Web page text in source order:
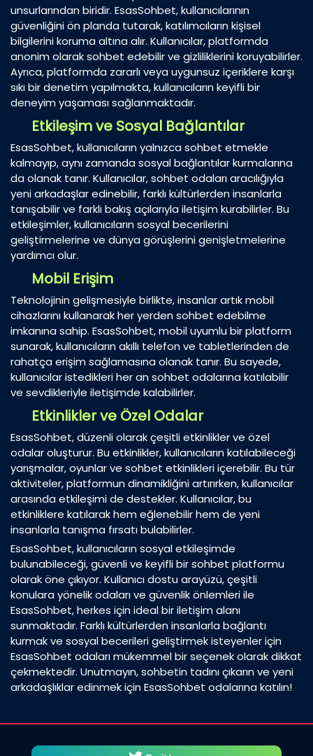
unsurlarından biridir. EsasSohbet, kullanıcılarının
güvenliğini ön planda tutarak, katılımcıların kişisel
bilgilerini koruma altına alır. Kullanıcılar, platformda
anonim olarak sohbet edebilir ve gizliliklerini koruyabilirler.
Ayrıca, platformda zararlı veya uygunsuz içeriklere karşı
sıkı bir denetim yapılmakta, kullanıcıların keyifli bir
deneyim yaşaması sağlanmaktadır.
Etkileşim ve Sosyal Bağlantılar
EsasSohbet, kullanıcıların yalnızca sohbet etmekle
kalmayıp, aynı zamanda sosyal bağlantılar kurmalarına
da olanak tanır. Kullanıcılar, sohbet odaları aracılığıyla
yeni arkadaşlar edinebilir, farklı kültürlerden insanlarla
tanışabilir ve farklı bakış açılarıyla iletişim kurabilirler. Bu
etkileşimler, kullanıcıların sosyal becerilerini
geliştirmelerine ve dünya görüşlerini genişletmelerine
yardımcı olur.
Mobil Erişim
Teknolojinin gelişmesiyle birlikte, insanlar artık mobil
cihazlarını kullanarak her yerden sohbet edebilme
imkanına sahip. EsasSohbet, mobil uyumlu bir platform
sunarak, kullanıcıların akıllı telefon ve tabletlerinden de
rahatça erişim sağlamasına olanak tanır. Bu sayede,
kullanıcılar istedikleri her an sohbet odalarına katılabilir
ve sevdikleriyle iletişimde kalabilirler.
Etkinlikler ve Özel Odalar
EsasSohbet, düzenli olarak çeşitli etkinlikler ve özel
odalar oluşturur. Bu etkinlikler, kullanıcıların katılabileceği
yarışmalar, oyunlar ve sohbet etkinlikleri içerebilir. Bu tür
aktiviteler, platformun dinamikliğini artırırken, kullanıcılar
arasında etkileşimi de destekler. Kullanıcılar, bu
etkinliklere katılarak hem eğlenebilir hem de yeni
insanlarla tanışma fırsatı bulabilirler.
EsasSohbet, kullanıcıların sosyal etkileşimde
bulunabileceği, güvenli ve keyifli bir sohbet platformu
olarak öne çıkıyor. Kullanıcı dostu arayüzü, çeşitli
konulara yönelik odaları ve güvenlik önlemleri ile
EsasSohbet, herkes için ideal bir iletişim alanı
sunmaktadır. Farklı kültürlerden insanlarla bağlantı
kurmak ve sosyal becerileri geliştirmek isteyenler için
EsasSohbet odaları mükemmel bir seçenek olarak dikkat
çekmektedir. Unutmayın, sohbetin tadını çıkarın ve yeni
arkadaşlıklar edinmek için EsasSohbet odalarına katılın!